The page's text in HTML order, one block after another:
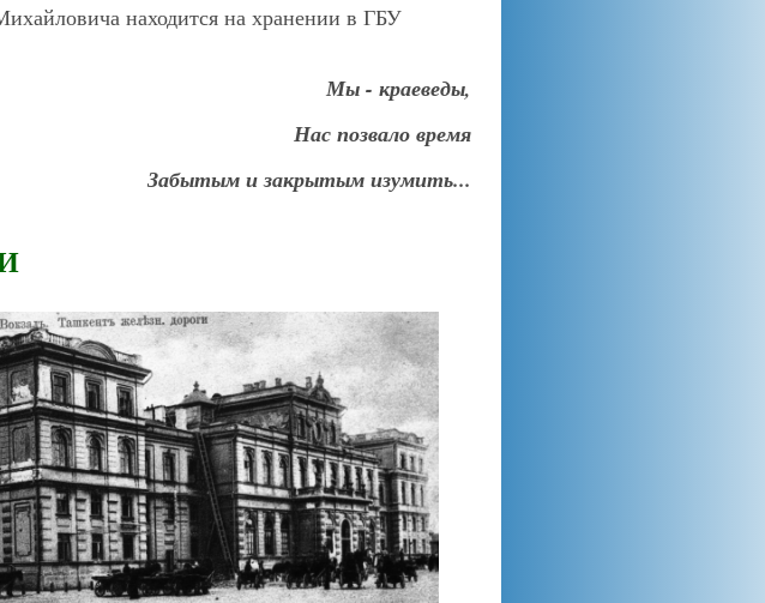
находится на хранении в ГБУ
Мы - краеведы,
Нас позвало время
Забытым и закрытым изумить...